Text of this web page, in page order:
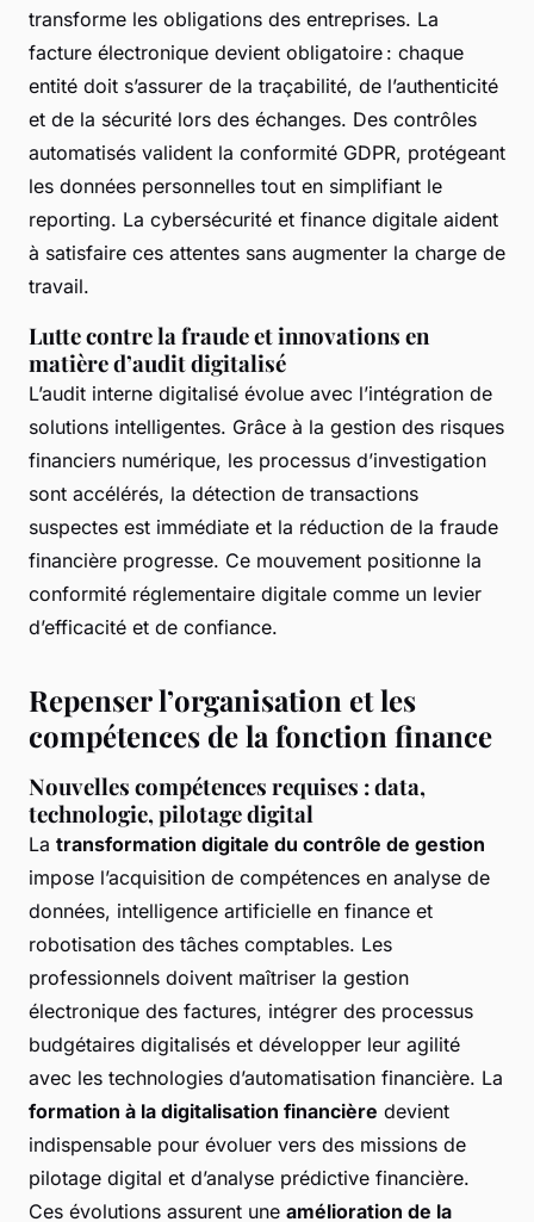
transforme les obligations des entreprises. La
facture électronique devient obligatoire : chaque
entité doit s’assurer de la traçabilité, de l’authenticité
et de la sécurité lors des échanges. Des contrôles
automatisés valident la conformité GDPR, protégeant
les données personnelles tout en simplifiant le
reporting. La cybersécurité et finance digitale aident
à satisfaire ces attentes sans augmenter la charge de
travail.
Lutte contre la fraude et innovations en
matière d’audit digitalisé
L’audit interne digitalisé évolue avec l’intégration de
solutions intelligentes. Grâce à la gestion des risques
financiers numérique, les processus d’investigation
sont accélérés, la détection de transactions
suspectes est immédiate et la réduction de la fraude
financière progresse. Ce mouvement positionne la
conformité réglementaire digitale comme un levier
d’efficacité et de confiance.
Repenser l’organisation et les
compétences de la fonction finance
Nouvelles compétences requises : data,
technologie, pilotage digital
La transformation digitale du contrôle de gestion
impose l’acquisition de compétences en analyse de
données, intelligence artificielle en finance et
robotisation des tâches comptables. Les
professionnels doivent maîtriser la gestion
électronique des factures, intégrer des processus
budgétaires digitalisés et développer leur agilité
avec les technologies d’automatisation financière. La
formation à la digitalisation financière devient
indispensable pour évoluer vers des missions de
pilotage digital et d’analyse prédictive financière.
Ces évolutions assurent une amélioration de la